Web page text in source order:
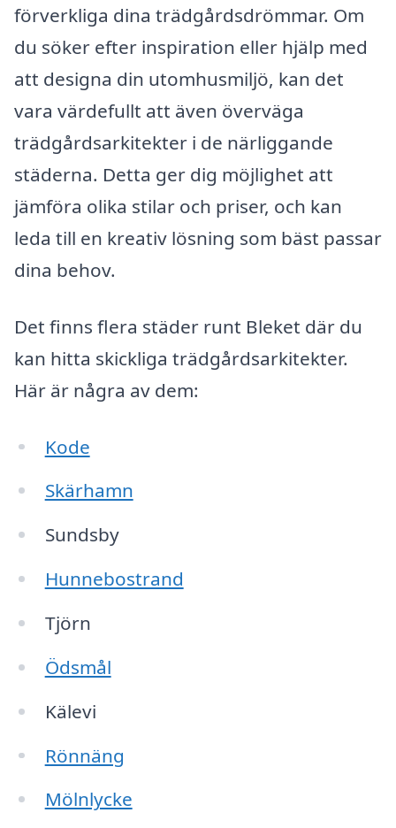
förverkliga dina trädgårdsdrömmar. Om
du söker efter inspiration eller hjälp med
att designa din utomhusmiljö, kan det
vara värdefullt att även överväga
trädgårdsarkitekter i de närliggande
städerna. Detta ger dig möjlighet att
jämföra olika stilar och priser, och kan
leda till en kreativ lösning som bäst passar
dina behov.
Det finns flera städer runt Bleket där du
kan hitta skickliga trädgårdsarkitekter.
Här är några av dem:
Kode
Skärhamn
Sundsby
Hunnebostrand
Tjörn
Ödsmål
Kälevi
Rönnäng
Mölnlycke